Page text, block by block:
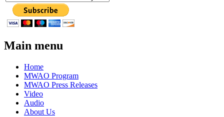
Main menu
Home
MWAO Program
MWAO Press Releases
Video
Audio
About Us